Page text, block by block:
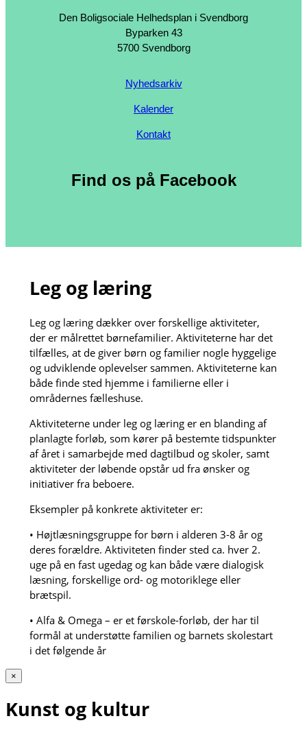
Den Boligsociale Helhedsplan i Svendborg
Byparken 43
5700 Svendborg
Nyhedsarkiv
Kalender
Kontakt
Find os på Facebook
Leg og læring
Leg og læring dækker over forskellige aktiviteter,
der er målrettet børnefamilier. Aktiviteterne har det
tilfælles, at de giver børn og familier nogle hyggelige
og udviklende oplevelser sammen. Aktiviteterne kan
både finde sted hjemme i familierne eller i
områdernes fælleshuse.
Aktiviteterne under leg og læring er en blanding af
planlagte forløb, som kører på bestemte tidspunkter
af året i samarbejde med dagtilbud og skoler, samt
aktiviteter der løbende opstår ud fra ønsker og
initiativer fra beboere.
Eksempler på konkrete aktiviteter er:
• Højtlæsningsgruppe for børn i alderen 3-8 år og
deres forældre. Aktiviteten finder sted ca. hver 2.
uge på en fast ugedag og kan både være dialogisk
læsning, forskellige ord- og motoriklege eller
brætspil.
• Alfa & Omega – er et førskole-forløb, der har til
formål at understøtte familien og barnets skolestart
i det følgende år
×
Kunst og kultur